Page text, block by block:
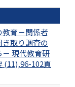
教育－関係者
き取り調査の
現代教育研
(11),96-102頁